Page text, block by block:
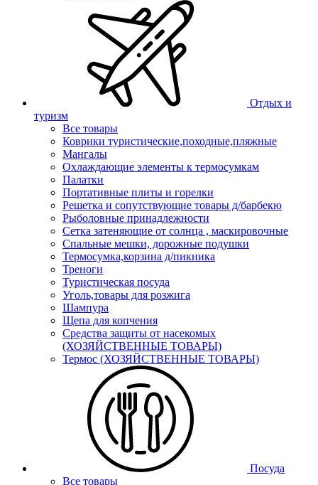
Отдых и
туризм
Все товары
Коврики туристические,походные,пляжные
Мангалы
Охлаждающие элементы к термосумкам
Палатки
Портативные плиты и горелки
Решетка и сопутствующие товары д/барбекю
Рыболовные принадлежности
Сетка затеняющие от солнца , маскировочные
Спальные мешки, дорожные подушки
Термосумка,корзина д/пикника
Треноги
Туристическая посуда
Уголь,товары для розжига
Шампура
Щепа для копчения
Средства защиты от насекомых
(ХОЗЯЙСТВЕННЫЕ ТОВАРЫ)
Термос (ХОЗЯЙСТВЕННЫЕ ТОВАРЫ)
Посуда
Все товары